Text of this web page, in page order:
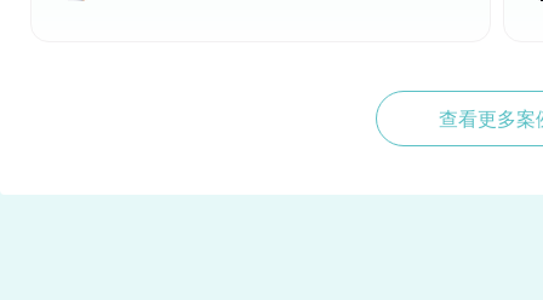
查看更多案